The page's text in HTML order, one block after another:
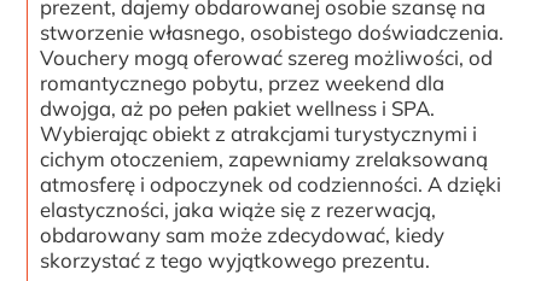
prezent, dajemy obdarowanej osobie szansę na
stworzenie własnego, osobistego doświadczenia.
Vouchery mogą oferować szereg możliwości, od
romantycznego pobytu, przez weekend dla
dwojga, aż po pełen pakiet wellness i SPA.
Wybierając obiekt z atrakcjami turystycznymi i
cichym otoczeniem, zapewniamy zrelaksowaną
atmosferę i odpoczynek od codzienności. A dzięki
elastyczności, jaka wiąże się z rezerwacją,
obdarowany sam może zdecydować, kiedy
skorzystać z tego wyjątkowego prezentu.